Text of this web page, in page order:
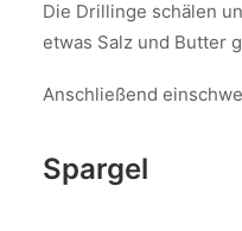
Die Drillinge schälen
etwas Salz und Butter
Anschließend
Spargel